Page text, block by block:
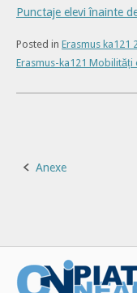
Punctaje elevi înainte
Posted in Erasmus ka121
Erasmus-ka121 Mobilități
Post
Anexe